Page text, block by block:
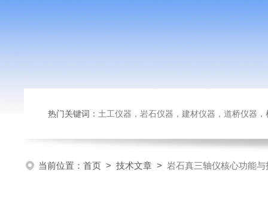
热门关键词： 土工仪器，岩石仪器，建材仪器，道桥仪器，检测
当前位置： 首页 > 技术文章 > 岩石真三轴仪核心功能与